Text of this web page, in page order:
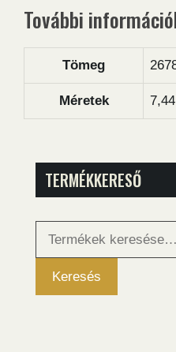
További
Tömeg
Méretek
TERMÉKKERESŐ
következőre:
Keresés